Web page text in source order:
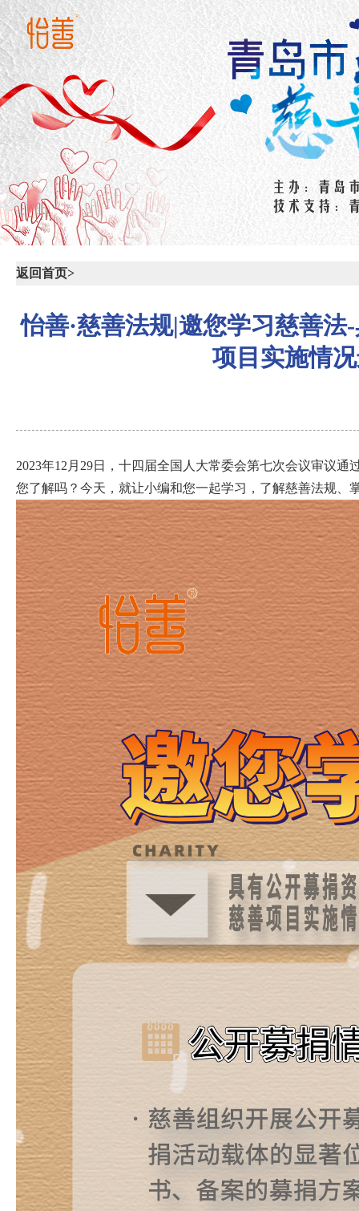
返回首页>
怡善·慈善法规|邀您学习慈善
项目实施情
2023年12月29日，十四届全国人大常委会第七次会议审议
您了解吗？今天，就让小编和您一起学习，了解慈善法规、